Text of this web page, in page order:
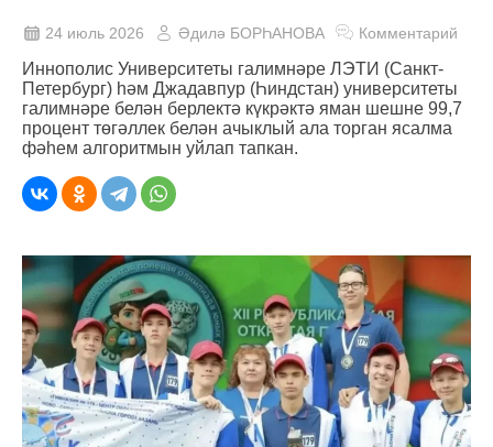
24 июль 2026 Әдилә БОРҺАНОВА Комментарий
Иннополис Университеты галимнәре ЛЭТИ (Санкт-
Петербург) һәм Джадавпур (Һиндстан) университеты
галимнәре белән берлектә күкрәктә яман шешне 99,7
процент төгәллек белән ачыклый ала торган ясалма
фәһем алгоритмын уйлап тапкан.